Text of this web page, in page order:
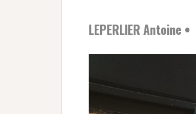
LEPERLIER Antoine •